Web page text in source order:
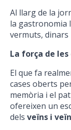
Al llarg de la
la gastronomia
vermuts, dinars
La força de
El que fa
cases oberts
memòria i el
ofereixen un
dels veïns i